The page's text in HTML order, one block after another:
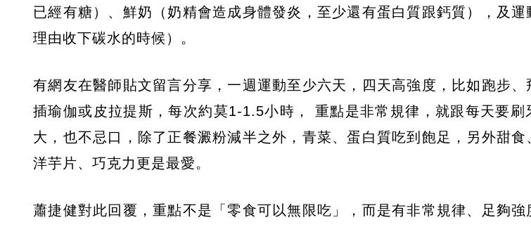
已經有糖）、鮮奶（奶精會造成身體發炎，至少還有蛋白質跟鈣質），及
理由收下碳水的時候）。
有網友在醫師貼文留言分享，一週運動至少六天，四天高強度，比如跑步
插瑜伽或皮拉提斯，每次約莫1-1.5小時， 重點是非常規律，就跟每天要刷
大，也不忌口，除了正餐澱粉減半之外，青菜、蛋白質吃到飽足，另外甜食
洋芋片、巧克力更是最愛。
蕭捷健對此回覆，重點不是「零食可以無限吃」，而是有非常規律、足夠